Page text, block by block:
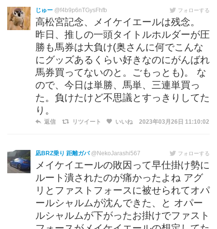
じゅー @f4b9p6nTGysFhfb フォローする
高松宮記念、メイケイエールは残念。
昨日、推しの一頭タイトルホルダーが圧
勝も馬券は大負け(奥さんに何でこんな
にグッズあるくらい好きなのにがんばれ
馬券買ってないのと。ごもっとも)。 な
ので、今日は単勝、馬単、三連単買っ
た。負けたけど不思議とすっきりしてた
り。
返信 リツイート いいね 2023年03月26日 11:10:02
凪BRZ乗り 距離ガバ @NekoJarashi567 フォローする
メイケイエールの敗因って早仕掛け勢に
ルート潰されたのが痛かったよね アグ
リとファストフォースに被せられてオパ
ールシャルムが沈んできた、と オパー
ルシャルムが下がったお掛けでファスト